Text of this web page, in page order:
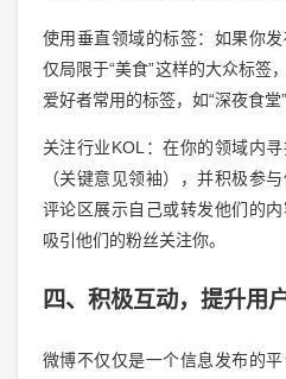
使用垂直领域的标签：如果你
仅局限于“美食”这样的大众标签
爱好者常用的标签，如“深夜食堂
关注行业KOL：在你的领域内
（关键意见领袖），并积极参
评论区展示自己或转发他们的
吸引他们的粉丝关注你。
四、积极互动，提升用
微博不仅仅是一个信息发布的